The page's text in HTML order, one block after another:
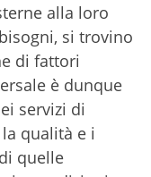
alla loro
si trovino
di fattori
è dunque
servizi di
qualità e i
quelle